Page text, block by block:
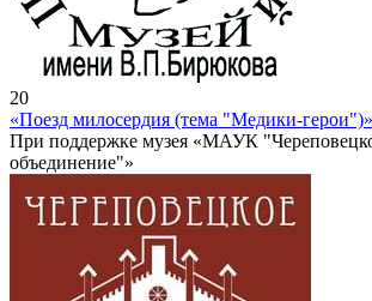
20
«Поезд милосердия (тема "Медики-герои")»
При поддержке музея «МАУК
объединение"»